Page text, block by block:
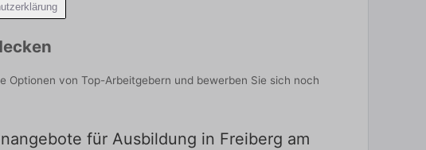
Optionen von Top-Arbeitgebern und bewerben Sie sich noch
für Ausbildung in Freiberg am